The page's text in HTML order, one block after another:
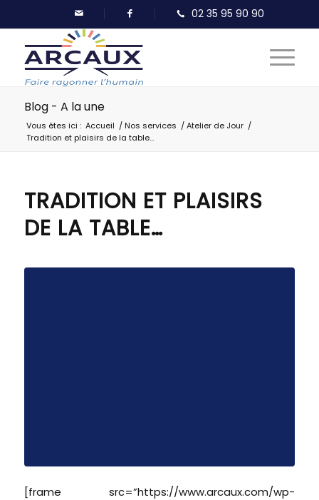
Blog - A la une
Vous êtes ici : Accueil / Nos services / Atelier de Jour /
Tradition et plaisirs de la table…
TRADITION ET PLAISIRS
DE LA TABLE…
[frame src=”https://www.arcaux.com/wp-